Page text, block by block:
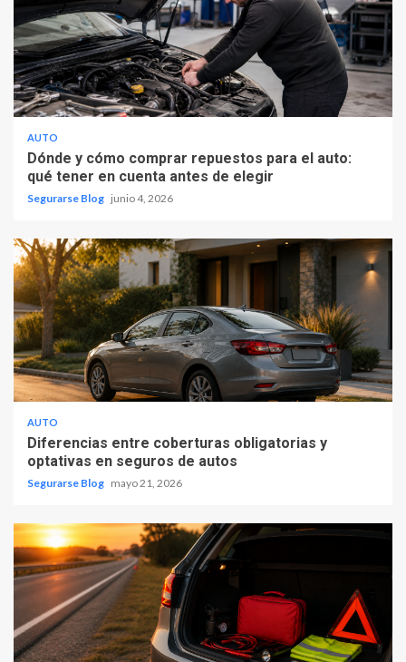
AUTO
Dónde y cómo comprar repuestos para el auto:
qué tener en cuenta antes de elegir
Segurarse Blog junio 4, 2026
AUTO
Diferencias entre coberturas obligatorias y
optativas en seguros de autos
Segurarse Blog mayo 21, 2026